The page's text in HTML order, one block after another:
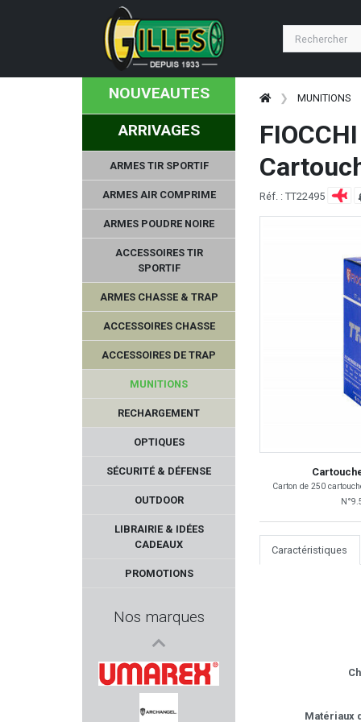
NOUVEAUTES
ARRIVAGES
ARMES TIR SPORTIF
ARMES AIR COMPRIME
ARMES POUDRE NOIRE
ACCESSOIRES TIR
SPORTIF
ARMES CHASSE & TRAP
ACCESSOIRES CHASSE
ACCESSOIRES DE TRAP
MUNITIONS
RECHARGEMENT
OPTIQUES
SÉCURITÉ & DÉFENSE
OUTDOOR
LIBRAIRIE & IDÉES
CADEAUX
PROMOTIONS
Nos marques
FORTIFY
UMAREX
MUNITIONS
Réf. : TT22495
Carton de 250
Caractéristiques
Matériaux